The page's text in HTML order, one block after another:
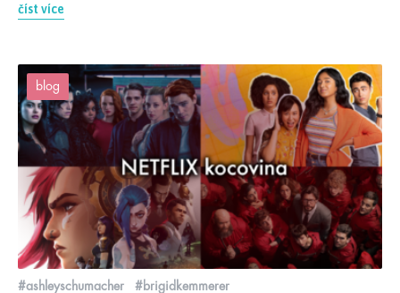
číst více
blog
#ashleyschumacher #brigidkemmerer